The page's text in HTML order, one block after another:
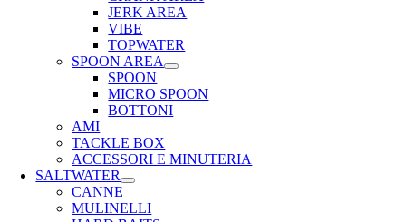
JERK AREA
VIBE
TOPWATER
SPOON AREA
SPOON
MICRO SPOON
BOTTONI
AMI
TACKLE BOX
ACCESSORI E MINUTERIA
SALTWATER
CANNE
MULINELLI